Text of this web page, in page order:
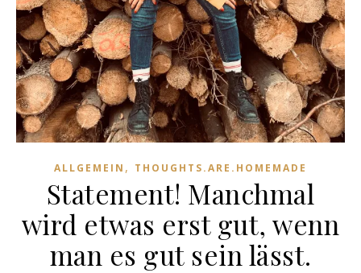
ALLGEMEIN , THOUGHTS.ARE.HOMEMADE
Statement! Manchmal
wird etwas erst gut, wenn
man es gut sein lässt.